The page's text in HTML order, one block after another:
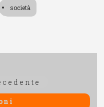
società
precedente: